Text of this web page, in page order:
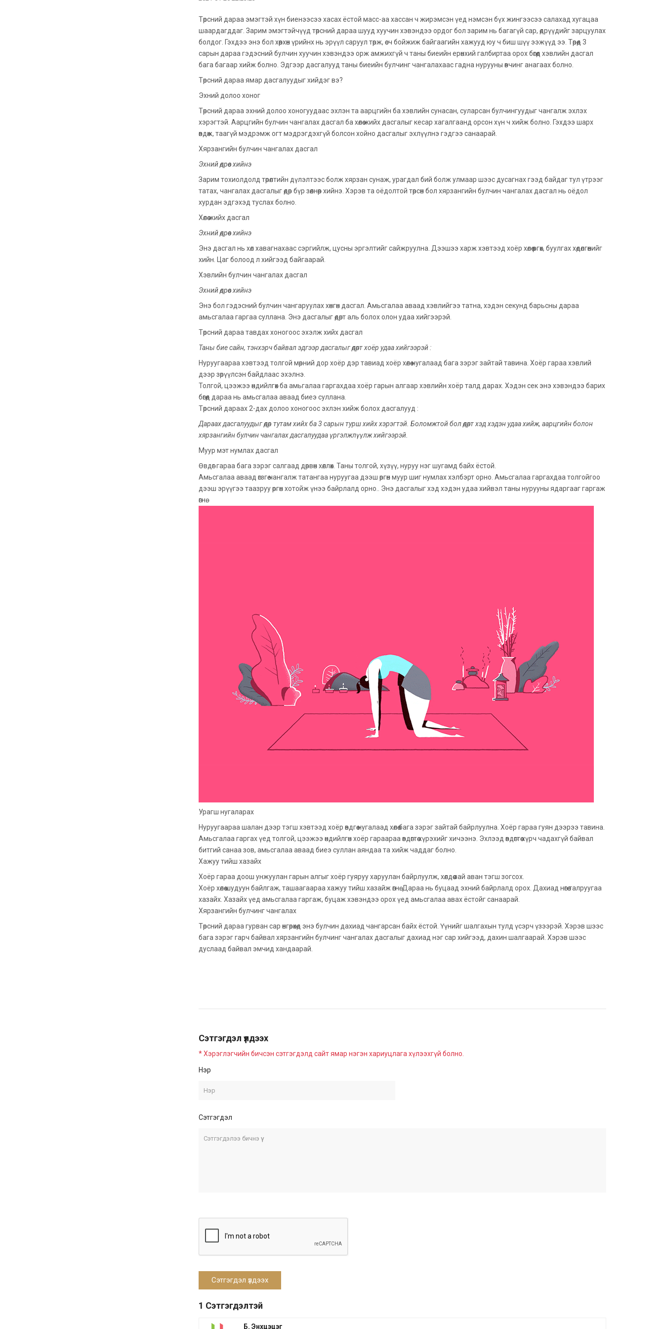
Төрсний дараа эмэгтэй хүн биенээсээ хасах ёстой масс-аа хассан ч жирэмсэн үед нэмсэн бүх жингээсээ салахад хугацаа
шаардагддаг. Зарим эмэгтэйчүүд төрсний дараа шууд хуучин хэвэндээ ордог бол зарим нь багагүй сар, өдрүүдийг зарцуулах
болдог. Гэхдээ энэ бол хөөрхөн үрийнх нь эрүүл саруул төрж, өсч бойжиж байгаагийн хажууд юу ч биш шүү ээжүүд ээ. Төрөөд 3
сарын дараа гэдэсний булчин хуучин хэвэндээ орж амжихгүй ч таны биеийн ерөнхий галбиртаа орох бөгөөд хэвлийн дасгал
бага багаар хийж болно. Эдгээр дасгалууд таны биеийн булчинг чангалахаас гадна нурууны өвчинг анагаах болно.
Төрсний дараа ямар дасгалуудыг хийдэг вэ?
Эхний долоо хоног
Төрсний дараа эхний долоо хоногуудаас эхлэн та аарцгийн ба хэвлийн сунасан, суларсан булчингуудыг чангалж эхлэх
хэрэгтэй. Аарцгийн булчин чангалах дасгал ба хөлөө жийх дасгалыг кесар хагалгаанд орсон хүн ч хийж болно. Гэхдээ шарх
өвдөж, таагүй мэдрэмж огт мэдрэгдэхгүй болсон хойно дасгалыг эхлүүлнэ гэдгээ санаарай.
Хярзангийн булчин чангалах дасгал
Эхний өдрөөс хийнэ
Зарим тохиолдолд төрөлтийн дүлэлтээс болж хярзан сунаж, урагдал бий болж улмаар шээс дусагнах гээд байдаг тул үтрээг
татах, чангалах дасгалыг өдөр бүр зөөлнөөр хийнэ. Хэрэв та оёдолтой төрсөн бол хярзангийн булчин чангалах дасгал нь оёдол
хурдан эдгэхэд туслах болно.
Хөлөө жийх дасгал
Эхний өдрөөс хийнэ
Энэ дасгал нь хөл хавагнахаас сэргийлж, цусны эргэлтийг сайжруулна. Дээшээ харж хэвтээд хоёр хөлөө өргөх, буулгах хөдөлгөөнийг
хийн. Цаг болоод л хийгээд байгаарай.
Хэвлийн булчин чангалах дасгал
Эхний өдрөөс хийнэ
Энэ бол гэдэсний булчин чангаруулах хөнгөн дасгал. Амьсгалаа аваад хэвлийгээ татна, хэдэн секунд барьсны дараа
амьсгалаа гаргаа суллана. Энэ дасгалыг өдөрт аль болох олон удаа хийгээрэй.
Төрсний дараа тавдах хоногоос эхэлж хийх дасгал
Таны бие сайн, тэнхэрч байвал эдгээр дасгалыг өдөрт хоёр удаа хийгээрэй :
Нуруугаараа хэвтээд толгой мөрний дор хоёр дэр тавиад хоёр хөлөө нугалаад бага зэрэг зайтай тавина. Хоёр гараа хэвлий
дээр зөрүүлсэн байдлаас эхэлнэ.
Толгой, цээжээ өндийлгөх ба амьгалаа гаргахдаа хоёр гарын алгаар хэвлийн хоёр талд дарах. Хэдэн сек энэ хэвэндээ барих
бөгөөд дараа нь амьсгалаа аваад биеэ суллана.
Төрсний дараах 2-дах долоо хоногоос эхлэн хийж болох дасгалууд :
Дараах дасгалуудыг өдөр тутам хийх ба 3 сарын турш хийх хэрэгтэй. Боломжтой бол өдөрт хэд хэдэн удаа хийж, аарцгийн болон
хярзангийн булчин чангалах дасгалуудаа үргэлжлүүлж хийгээрэй.
Муур мэт нумлах дасгал
Өвдөг гараа бага зэрэг салгаад дөрвөн хөллөх. Таны толгой, хүзүү, нуруу нэг шугамд байх ёстой.
Амьсгалаа аваад өгзгөө чангалж татангаа нуруугаа дээш өргөн муур шиг нумлах хэлбэрт орно. Амьсгалаа гаргахдаа толгойгоо
дээш эрүүгээ таазруу өргөн хотойж үнээ байрлалд орно.. Энэ дасгалыг хэд хэдэн удаа хийвэл таны нурууны ядаргааг гаргаж
өгнө.
Урагш нугаларах
Нуруугаараа шалан дээр тэгш хэвтээд хоёр өвдгөө нугалаад хөлөө бага зэрэг зайтай байрлуулна. Хоёр гараа гуян дээрээ тавина.
Амьсгалаа гаргах үед толгой, цээжээ өндийлгөн хоёр гараараа өвдөгтөө хүрэхийг хичээнэ. Эхлээд өвдөгтөө хүрч чадахгүй байвал
битгий санаа зов, амьсгалаа аваад биеэ суллан аяндаа та хийж чаддаг болно.
Хажуу тийш хазайх
Хоёр гараа доош унжуулан гарын алгыг хоёр гуяруу харуулан байрлуулж, хөлдөө зай аван тэгш зогсох.
Хоёр хөлөө шудуун байлгаж, ташаагаараа хажуу тийш хазайж өгнө. Дараа нь буцаад эхний байрлалд орох. Дахиад нөгөө талруугаа
хазайх. Хазайх үед амьсгалаа гаргаж, буцаж хэвэндээ орох үед амьсгалаа авах ёстойг санаарай.
Хярзангийн булчинг чангалах
Төрсний дараа гурван сар өнгөрөхөд энэ булчин дахиад чангарсан байх ёстой. Үүнийг шалгахын тулд үсэрч үзээрэй. Хэрэв шээс
бага зэрэг гарч байвал хярзангийн булчинг чангалах дасгалыг дахиад нэг сар хийгээд, дахин шалгаарай. Хэрэв шээс
дуслаад байвал эмчид хандаарай.
Сэтгэгдэл үлдээх
* Хэрэглэгчийн бичсэн сэтгэгдэлд сайт ямар нэгэн хариуцлага хүлээхгүй болно.
Нэр
Сэтгэгдэл
1 Сэтгэгдэлтэй
Б. Энхцэцэг